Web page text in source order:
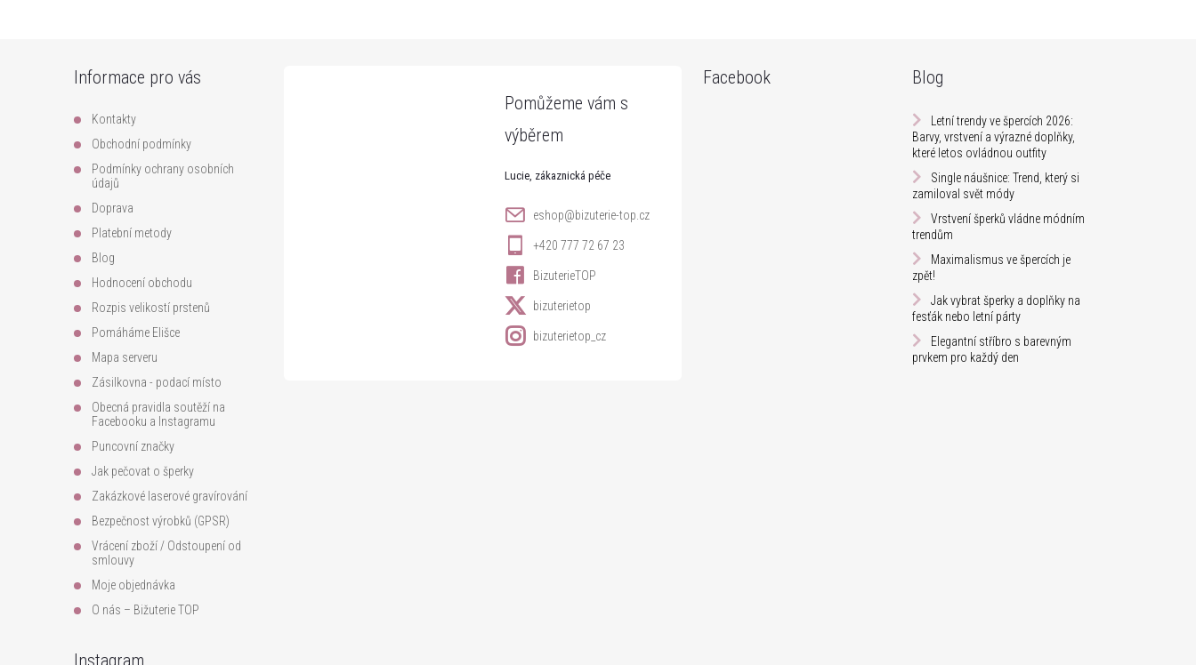
Informace pro vás
Kontakty
Obchodní podmínky
Podmínky ochrany osobních
údajů
Doprava
Platební metody
Blog
Hodnocení obchodu
Rozpis velikostí prstenů
Pomáháme Elišce
Mapa serveru
Zásilkovna - podací místo
Obecná pravidla soutěží na
Facebooku a Instagramu
Puncovní značky
Jak pečovat o šperky
Zakázkové laserové gravírování
Bezpečnost výrobků (GPSR)
Vrácení zboží / Odstoupení od
smlouvy
Moje objednávka
O nás – Bižuterie TOP
Lucie
eshop@bizuterie-top.cz
+420 777 72 67 23
BizuterieTOP
bizuterietop
bizuterietop_cz
Facebook Blog
Letní trendy ve špercích 2026:
Barvy, vrstvení a výrazné doplňky,
které letos ovládnou outfity
Single náušnice: Trend, který si
zamiloval svět módy
Vrstvení šperků vládne módním
trendům
Maximalismus ve špercích je
zpět!
Jak vybrat šperky a doplňky na
fesťák nebo letní párty
Elegantní stříbro s barevným
prvkem pro každý den
Instagram